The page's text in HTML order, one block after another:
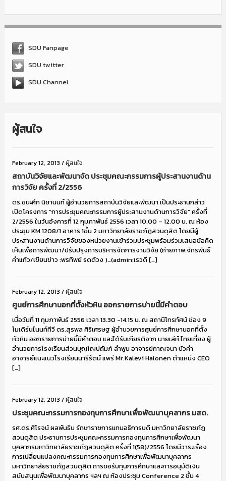
SDU Fanpage
SDU twitter
SDU Channel
ผู้สนใจ
February 12, 2013 /ผู้สนใจ
สถาบันวิจัยและพัฒนาจัด ประชุมคณะกรรมการผู้ประสานงานด้าน
การวิจัย ครั้งที่ 2/2556
ดร.ชนะศึก นิชานนท์ ผู้อำนวยการสถาบันวิจัยและพัฒนา เป็นประธานกล่าว
เปิดโครงการ “การประชุมคณะกรรมการผู้ประสานงานด้านการวิจัย” ครั้งที่
2/2556 ในวันอังคารที่ 12 กุมภาพันธ์ 2556 เวลา 10.00 – 12.00 น. ณ ห้อง
ประชุม KM 1208/1 อาคาร 1ชั้น 2 มหาวิทยาลัยราชภัฏสวนดุสิต โดยมีผู้
ประสานงานด้านการวิจัยของหน่วยงานเข้าร่วมประชุมพร้อมร่วมเสนอข้อคิด
เห็นเพื่อการพัฒนา/ปรับปรุงการบริหารจัดการงานวิจัย (ถ่ายภาพ:จักรพันธ์
คำแก้ว/เขียนข่าว :พรทิพย์ รดด้วง )…(admin:เรวดี […]
February 12, 2013 /ผู้สนใจ
ศูนย์การศึกษานอกที่ตั้งหัวหิน ออกรายการบ่ายนี้มีคำตอบ
เมื่อวันที่ 11 กุมภาพันธ์ 2556 เวลา 13.30 -14.15 น. ณ สถานีโทรทัศน์ ช่อง 9
โมเดิร์นไนนท์ทีวี ดร.สุรพล ศิริเศรษฐ ผู้อำนวยการศูนย์การศึกษานอกที่ตั้ง
หัวหิน ออกรายการบ่ายนี้มีคำตอบ และได้รับเกียรติจาก นายเล่ห์ ไทยเที่ยง ผู้
อำนวยการโรงเรียนส่วนบุญโญปถัมภ์ ลำพูน อาจารย์กาญจนา บัวคำ
อาจารย์แนะแนวโรงเรียนนารีรัตน์ แพร่ Mr.Kalevi Halonen ตำแหน่ง CEO
[…]
February 12, 2013 /ผู้สนใจ
ประชุมคณะกรรมการกองทุนการศึกษาเพื่อพัฒนาบุคลากร มสด.
รศ.ดร.ศิโรจน์ ผลพันธิน รักษาราชการแทนอธิการบดี มหาวิทยาลัยราชภัฏ
สวนดุสิต ประธานการประชุมคณะกรรมการกองทุนการศึกษาเพื่อพัฒนา
บุคลากรมหาวิทยาลัยราชภัฏสวนดุสิต ครั้งที่ 1(58)/2556 โดยมีวาระเรื่อง
การเปลี่ยนแปลงคณะกรรมการกองทุนการศึกษาเพื่อพัฒนาบุคลากร
มหาวิทยาลัยราชภัฏสวนดุสิต การขอรับทุนการศึกษาและการอนุมัติเงิน
สนับสนุนเพื่อพัฒนาบุคลากร ฯลฯ ณ ห้องประชุม Conference 2 ชั้น 4